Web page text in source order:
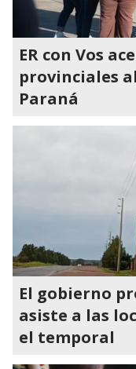
ER con Vos
provinciales
Paraná
El gobierno
asiste a las
el temporal